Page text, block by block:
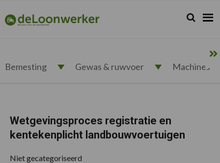
de
hoofdnavigatie
de
hoofd
de
eerste
de
voettekst
deloonwerker.nl Zoeken...
Zoek
Bemesting Gewas & ruwvoer Machines
Wetgevingsproces registratie en
kentekenplicht landbouwvoertuigen
Niet gecategoriseerd